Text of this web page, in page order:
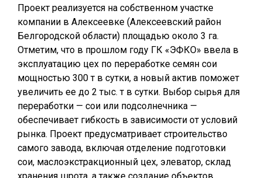
Проект реализуется на собственном участке
компании в Алексеевке (Алексеевский район
Белгородской области) площадью около 3 га.
Отметим, что в прошлом году ГК «ЭФКО» ввела в
эксплуатацию цех по переработке семян сои
мощностью 300 т в сутки, а новый актив поможет
увеличить ее до 2 тыс. т в сутки. Выбор сырья для
переработки — сои или подсолнечника —
обеспечивает гибкость в зависимости от условий
рынка. Проект предусматривает строительство
самого завода, включая отделение подготовки
сои, маслоэкстракционный цех, элеватор, склад